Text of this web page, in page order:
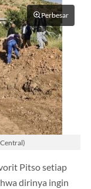
Perbesar
Pitso setiap
dirinya ingin